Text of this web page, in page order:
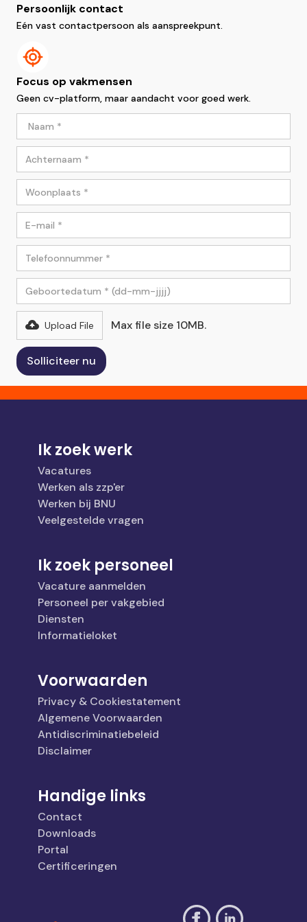
Persoonlijk contact
Eén vast contactpersoon als aanspreekpunt.
Focus op vakmensen
Geen cv-platform, maar aandacht voor goed werk.
Upload File Max file size 10MB.
Ik zoek werk
Vacatures
Werken als zzp'er
Werken bij BNU
Veelgestelde vragen
Ik zoek personeel
Vacature aanmelden
Personeel per vakgebied
Diensten
Informatieloket
Voorwaarden
Privacy & Cookiestatement
Algemene Voorwaarden
Antidiscriminatiebeleid
Disclaimer
Handige links
Contact
Downloads
Portal
Certificeringen